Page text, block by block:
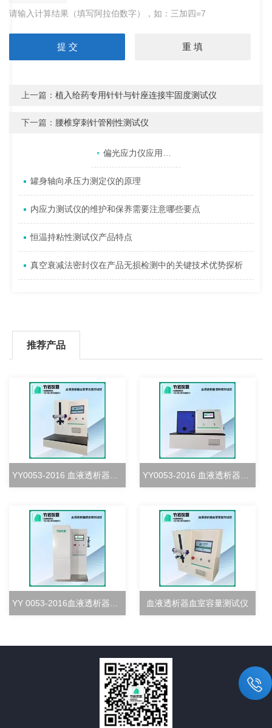
请输入计算结果（填写阿拉伯数字），如：三加四=7
上一篇：植入给药专用针针与针座连接牢固度测试仪
下一篇： 腰椎穿刺针管刚性测试仪
相关文章 偏光应力仪应用于透明材质的内部应力检测
罐身轴向承压力测定仪的原理
内应力测试仪的维护和保养需要注意哪些要点
恒温持粘性测试仪产品特点
真空衰减法密封仪在产品无损检测中的关键技术优势探析
推荐产品
YY0053-2016 血液透析器血室密合度测试仪 YY0053-2016 血液透析器清除率测试仪
YY 0053-2016血液透析器超滤率测试仪 血液透析器血室容量测试仪